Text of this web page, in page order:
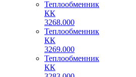
Теплообменник
КК
3268.000
Теплообменник
КК
3269.000
Теплообменник
КК